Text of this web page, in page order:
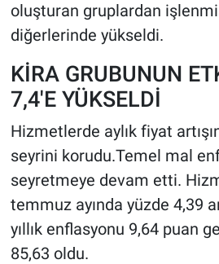
oluşturan gruplardan
diğerlerinde yükseldi.
KİRA GRUBUNUN
7,4'E YÜKSELDİ
Hizmetlerde aylık fiyat
seyrini korudu.Temel mal
seyretmeye devam etti.
temmuz ayında yüzde 4,39
yıllık enflasyonu 9,64 puan
85,63 oldu.